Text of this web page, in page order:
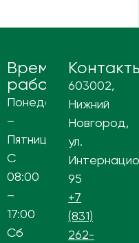
Время
работы
Понедельник
–
Пятница
С
08:00
–
17:00
Сб
603002,
Нижний
Новгород,
ул.
95
+7
(831)
262-